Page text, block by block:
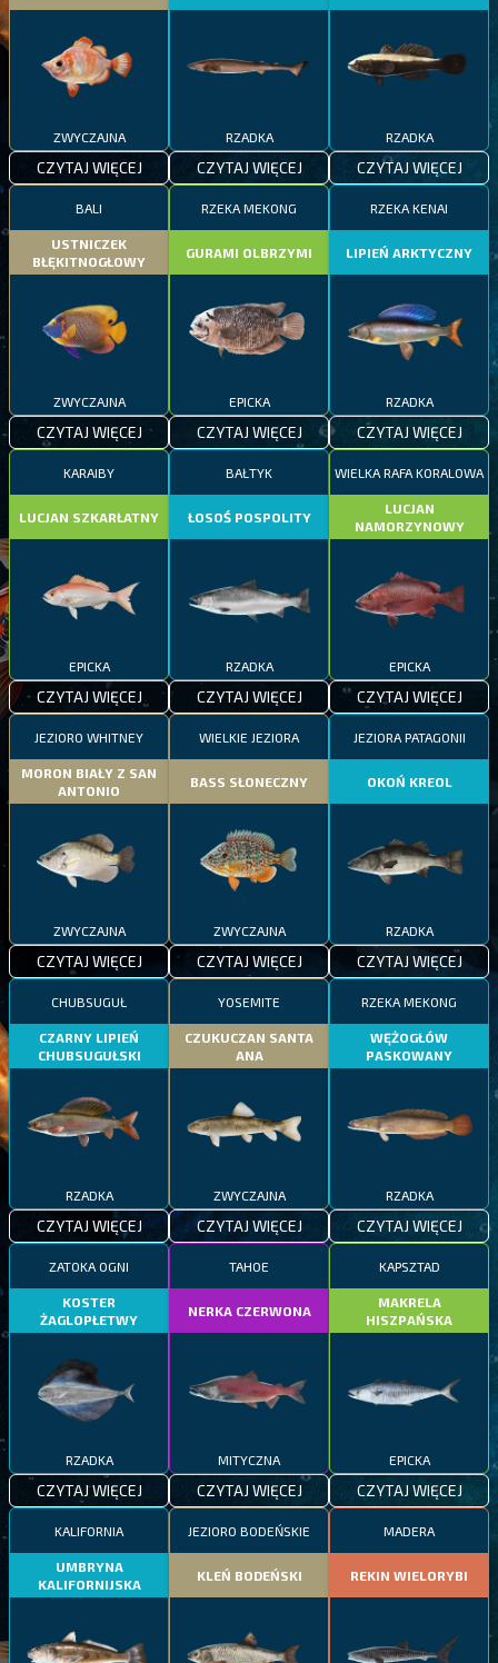
ZWYCZAJNA
CZYTAJ WIĘCEJ
RZADKA
CZYTAJ WIĘCEJ
RZADKA
CZYTAJ WIĘCEJ
BALI
USTNICZEK
BŁĘKITNOGŁOWY
ZWYCZAJNA
CZYTAJ WIĘCEJ
RZEKA MEKONG
GURAMI OLBRZYMI
EPICKA
CZYTAJ WIĘCEJ
RZEKA KENAI
LIPIEŃ ARKTYCZNY
RZADKA
CZYTAJ WIĘCEJ
KARAIBY
LUCJAN SZKARŁATNY
EPICKA
CZYTAJ WIĘCEJ
BAŁTYK
ŁOSOŚ POSPOLITY
RZADKA
CZYTAJ WIĘCEJ
WIELKA RAFA KORALOWA
LUCJAN
NAMORZYNOWY
EPICKA
CZYTAJ WIĘCEJ
JEZIORO WHITNEY
MORON BIAŁY Z SAN
ANTONIO
ZWYCZAJNA
CZYTAJ WIĘCEJ
WIELKIE JEZIORA
BASS SŁONECZNY
ZWYCZAJNA
CZYTAJ WIĘCEJ
JEZIORA PATAGONII
OKOŃ KREOL
RZADKA
CZYTAJ WIĘCEJ
CHUBSUGUŁ
CZARNY LIPIEŃ
CHUBSUGUŁSKI
RZADKA
CZYTAJ WIĘCEJ
YOSEMITE
CZUKUCZAN SANTA
ANA
ZWYCZAJNA
CZYTAJ WIĘCEJ
RZEKA MEKONG
WĘŻOGŁÓW
PASKOWANY
RZADKA
CZYTAJ WIĘCEJ
ZATOKA OGNI
KOSTER
ŻAGLOPŁETWY
RZADKA
CZYTAJ WIĘCEJ
TAHOE
NERKA CZERWONA
MITYCZNA
CZYTAJ WIĘCEJ
KAPSZTAD
MAKRELA
HISZPAŃSKA
EPICKA
CZYTAJ WIĘCEJ
KALIFORNIA
UMBRYNA
KALIFORNIJSKA
JEZIORO BODEŃSKIE
KLEŃ BODEŃSKI
MADERA
REKIN WIELORYBI